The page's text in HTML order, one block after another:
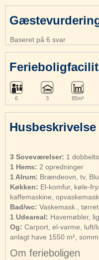
Husbeskrivelse
3 Soveværelser: 1
1 Hems: 2 opredninger
1 Alrum: Brændeovn, tv,
Køkken: El-komfur, køle-
kaffemaskine,
Bad/wc: Vaskemask.,
1 Udeareal: Havemøbler,
Og: Carport, el-varme, luft/
anlagt have 1550 m²,
Om ferieboligen
Baseret på 6 svar
6 3 85m²